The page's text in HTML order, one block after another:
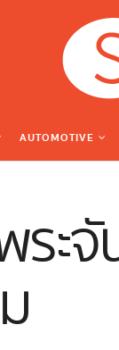
AUTOMOTIVE
ะ